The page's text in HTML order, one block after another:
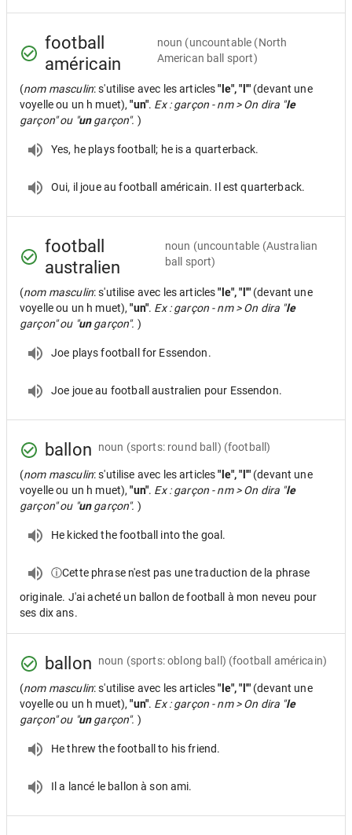
football
américain
noun (uncountable (North
American ball sport)
(nom masculin: s'utilise avec les articles"le", "l'" (devant une
voyelle ou un h muet),"un". Ex : garçon - nm > On dira "le
garçon" ou "ungarçon". )
Yes, he plays football; he is a quarterback.
Oui, il joue au football américain. Il est quarterback.
football
australien
noun (uncountable (Australian
ball sport)
(nom masculin: s'utilise avec les articles"le", "l'" (devant une
voyelle ou un h muet),"un". Ex : garçon - nm > On dira "le
garçon" ou "ungarçon". )
Joe plays football for Essendon.
Joe joue au football australien pour Essendon.
ballon noun (sports: round ball) (football)
(nom masculin: s'utilise avec les articles"le", "l'" (devant une
voyelle ou un h muet),"un". Ex : garçon - nm > On dira "le
garçon" ou "ungarçon". )
He kicked the football into the goal.
ⓘCette phrase n'est pas une traduction de la phrase
originale. J'ai acheté un ballon de football à mon neveu pour
ses dix ans.
ballon noun (sports: oblong ball) (football américain)
(nom masculin: s'utilise avec les articles"le", "l'" (devant une
voyelle ou un h muet),"un". Ex : garçon - nm > On dira "le
garçon" ou "ungarçon". )
He threw the football to his friend.
Il a lancé le ballon à son ami.